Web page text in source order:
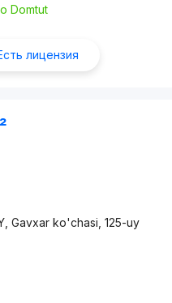
Domtut
лицензия
Gavxar ko'chasi, 125-uy